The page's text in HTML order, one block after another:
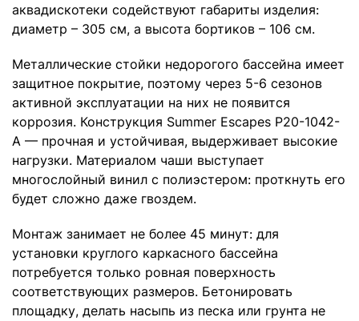
аквадискотеки содействуют габариты изделия:
диаметр – 305 см, а высота бортиков – 106 см.
Металлические стойки недорогого бассейна имеет
защитное покрытие, поэтому через 5-6 сезонов
активной эксплуатации на них не появится
коррозия. Конструкция Summer Escapes P20-1042-
A — прочная и устойчивая, выдерживает высокие
нагрузки. Материалом чаши выступает
многослойный винил с полиэстером: проткнуть его
будет сложно даже гвоздем.
Монтаж занимает не более 45 минут: для
установки круглого каркасного бассейна
потребуется только ровная поверхность
соответствующих размеров. Бетонировать
площадку, делать насыпь из песка или грунта не